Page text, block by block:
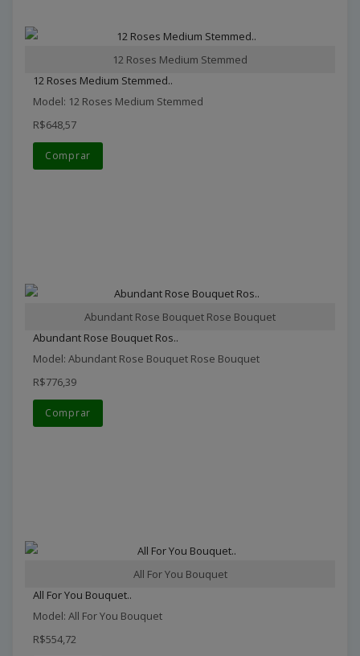
12 Roses Medium Stemmed
12 Roses Medium Stemmed..
Model: 12 Roses Medium Stemmed
R$648,57
Comprar
Abundant Rose Bouquet Rose Bouquet
Abundant Rose Bouquet Ros..
Model: Abundant Rose Bouquet Rose Bouquet
R$776,39
Comprar
All For You Bouquet
All For You Bouquet..
Model: All For You Bouquet
R$554,72